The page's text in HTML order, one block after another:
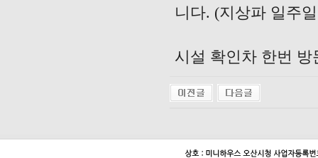
니다. (지상파 일주
시설 확인차 한번 방